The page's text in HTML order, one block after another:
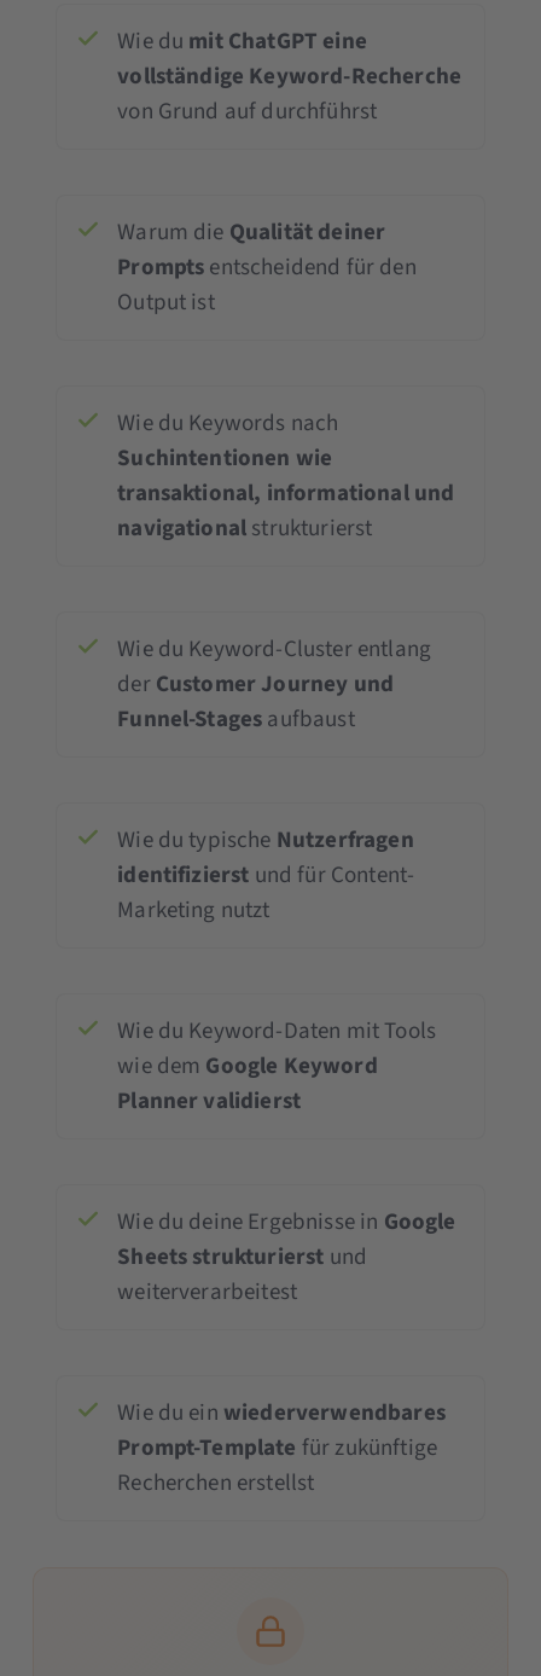
Wie du mit ChatGPT eine
vollständige Keyword-Recherche
von Grund auf durchführst
Warum die Qualität deiner
Promptsentscheidend für den
Output ist
Wie du Keywords nach
Suchintentionen wie
transaktional, informational und
navigationalstrukturierst
Wie du Keyword-Cluster entlang
derCustomer Journey und
Funnel-Stagesaufbaust
Wie du typische Nutzerfragen
identifizierst und für Content-
Marketing nutzt
Wie du Keyword-Daten mit Tools
wie dem Google Keyword
Planner validierst
Wie du deine Ergebnisse in Google
Sheets strukturierst und
weiterverarbeitest
Wie du ein wiederverwendbares
Prompt-Template für zukünftige
Recherchen erstellst